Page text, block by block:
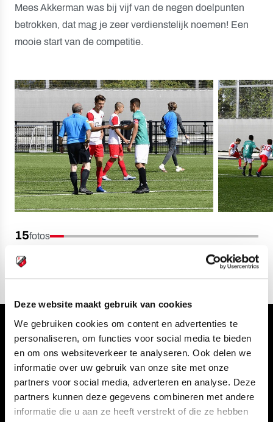
Deze website maakt gebruik van cookies
We gebruiken cookies om content en advertenties te
personaliseren, om functies voor social media te bieden
en om ons websiteverkeer te analyseren. Ook delen we
informatie over uw gebruik van onze site met onze
partners voor social media, adverteren en analyse. Deze
partners kunnen deze gegevens combineren met andere
informatie die u aan ze heeft verstrekt of die ze hebben
Mees Akkerman was bij vijf van de negen doelpunten
betrokken, dat mag je zeer verdienstelijk noemen! Een
mooie start van de competitie.
15fotos
Volg ons ook via
Navigeer naar